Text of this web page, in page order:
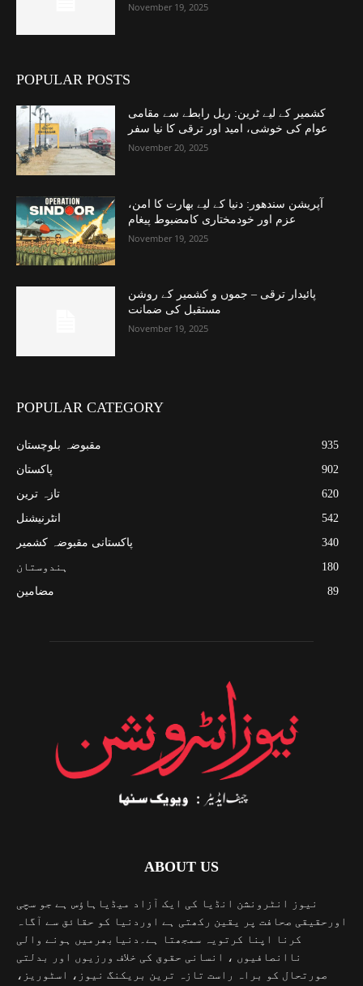
November 19, 2025
POPULAR POSTS
کشمیر کے لیے ٹرین: ریل رابطے سے مقامی
عوام کی خوشی، امید اور ترقی کا نیا سفر
November 20, 2025
آپریشن سندھور: دنیا کے لیے بھارت کا امن،
عزم اور خودمختاری کامضبوط پیغام
November 19, 2025
پائیدار ترقی – جموں و کشمیر کے روشن
مستقبل کی ضمانت
November 19, 2025
POPULAR CATEGORY
مقبوضہ بلوچستان
935
پاکستان
902
تازہ ترین
620
انٹرنیشنل
542
پاکستانی مقبوضہ کشمیر
340
ہندوستان
180
مضامین
89
ABOUT US
نیوز انٹرونشن انڈیا کی ایک آزاد میڈیاہاؤس ہے جو سچی
اورحقیقی صحافت پر یقین رکھتی ہے اوردنیا کو حقائق سے آگاہ
کرنا اپنا کرتویہ سمجھتا ہے۔دنیابھرمیں ہونے والی
ناانصافیوں ، انسانی حقوق کی خلاف ورزیوں اور بدلتی
صورتحال کو براہ راست تازہ ترین بریکنگ نیوز، اسٹوریز،